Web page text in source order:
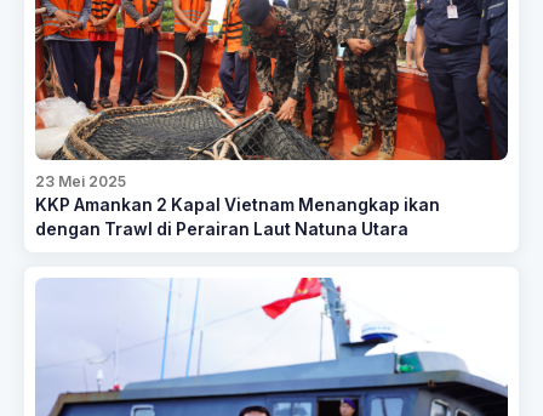
23 Mei 2025
KKP Amankan 2 Kapal Vietnam Menangkap ikan
dengan Trawl di Perairan Laut Natuna Utara